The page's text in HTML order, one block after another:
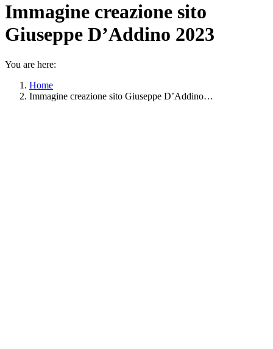
Immagine creazione sito
Giuseppe D’Addino 2023
You are here:
Home
Immagine creazione sito Giuseppe D’Addino…